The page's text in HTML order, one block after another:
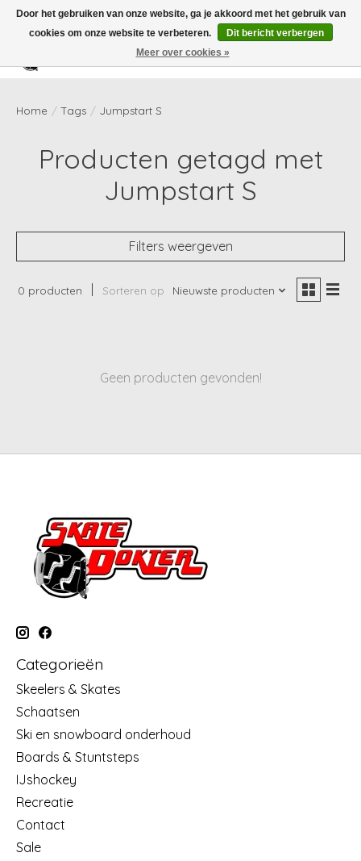
Verlanglijst
Home / Tags / Jumpstart S
Producten getagd met
Jumpstart S
Filters weergeven
0 producten Sorteren op Nieuwste producten
Geen producten gevonden!
Categorieën
Skeelers & Skates
Schaatsen
Ski en snowboard onderhoud
Boards & Stuntsteps
IJshockey
Recreatie
Contact
Sale
Door het gebruiken van onze website, ga je akkoord met het gebruik van
cookies om onze website te verbeteren.
Dit bericht verbergen
Meer over cookies »